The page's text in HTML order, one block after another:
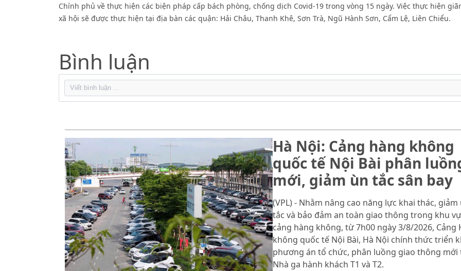
Chính phủ về thực hiện các biện pháp cấp bách phòng, chống dịch Covid-19 trong vòng 15 ngày. Việc thực hiện
xã hội sẽ được thực hiện tại địa bàn các quận: Hải Châu, Thanh Khê, Sơn Trà, Ngũ Hành Sơn, Cẩm Lệ, Liên Chiểu.
Bình luận
Hà Nội: Cảng hàng không
quốc tế Nội Bài phân
mới, giảm ùn tắc sân bay
(VPL) - Nhằm nâng cao năng lực khai thác, giảm
tắc và bảo đảm an toàn giao thông trong khu
cảng hàng không, từ 7h00 ngày 3/8/2026, Cảng
không quốc tế Nội Bài, Hà Nội chính thức triển
phương án tổ chức, phân luồng giao thông mới
Nhà ga hành khách T1 và T2.